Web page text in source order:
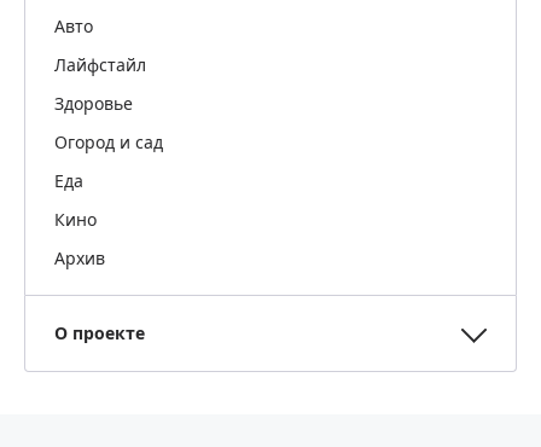
Авто
Лайфстайл
Здоровье
Огород и сад
Еда
Кино
Архив
О проекте